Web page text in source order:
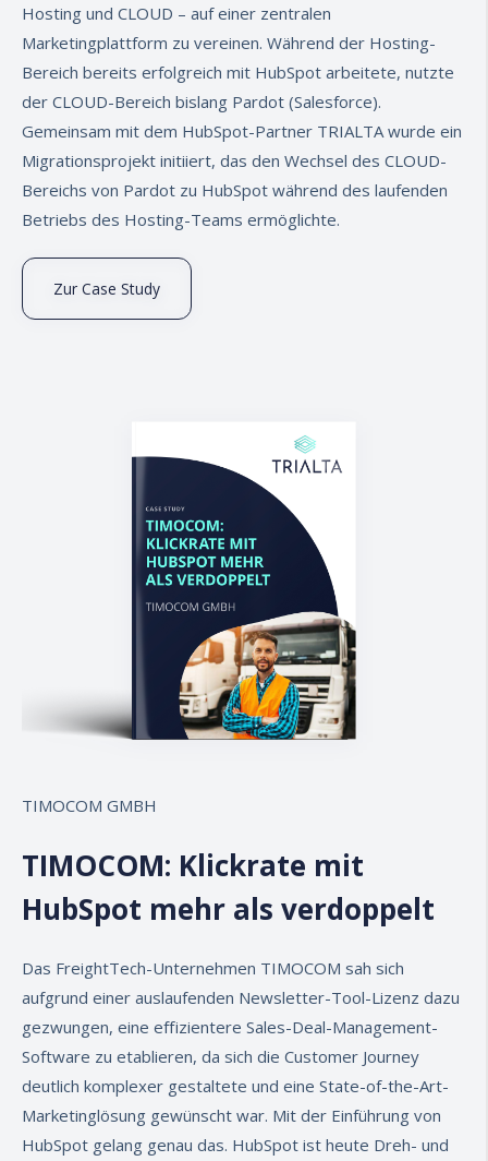
Hosting und CLOUD – auf einer zentralen
Marketingplattform zu vereinen. Während der Hosting-
Bereich bereits erfolgreich mit HubSpot arbeitete, nutzte
der CLOUD-Bereich bislang Pardot (Salesforce).
Gemeinsam mit dem HubSpot-Partner TRIALTA wurde ein
Migrationsprojekt initiiert, das den Wechsel des CLOUD-
Bereichs von Pardot zu HubSpot während des laufenden
Betriebs des Hosting-Teams ermöglichte.
Zur Case Study
TIMOCOM GMBH
TIMOCOM: Klickrate mit
HubSpot mehr als verdoppelt
Das FreightTech-Unternehmen TIMOCOM sah sich
aufgrund einer auslaufenden Newsletter-Tool-Lizenz dazu
gezwungen, eine effizientere Sales-Deal-Management-
Software zu etablieren, da sich die Customer Journey
deutlich komplexer gestaltete und eine State-of-the-Art-
Marketinglösung gewünscht war. Mit der Einführung von
HubSpot gelang genau das. HubSpot ist heute Dreh- und